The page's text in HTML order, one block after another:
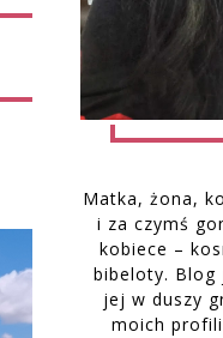
Matka, żona,
i za czymś
kobiece –
bibeloty. Blog
jej w duszy
moich